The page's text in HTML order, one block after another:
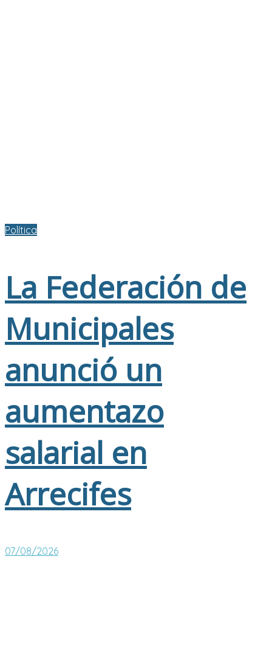
Política
La Federación de
Municipales
anunció un
aumentazo
salarial en
Arrecifes
07/08/2026